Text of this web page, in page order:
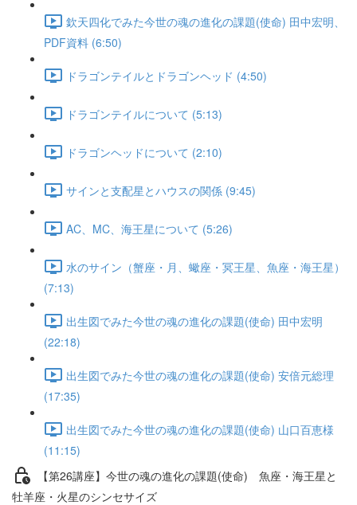
欽天四化でみた今世の魂の進化の課題(使命) 田中宏明、
PDF資料 (6:50)
ドラゴンテイルとドラゴンヘッド (4:50)
ドラゴンテイルについて (5:13)
ドラゴンヘッドについて (2:10)
サインと支配星とハウスの関係 (9:45)
AC、MC、海王星について (5:26)
水のサイン（蟹座・月、蠍座・冥王星、魚座・海王星）
(7:13)
出生図でみた今世の魂の進化の課題(使命) 田中宏明
(22:18)
出生図でみた今世の魂の進化の課題(使命) 安倍元総理
(17:35)
出生図でみた今世の魂の進化の課題(使命) 山口百恵様
(11:15)
【第26講座】今世の魂の進化の課題(使命) 魚座・海王星と
牡羊座・火星のシンセサイズ